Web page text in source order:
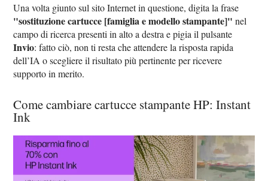
Una volta giunto sul sito Internet in questione, digita la frase
"sostituzione cartucce [famiglia e modello stampante]" nel
campo di ricerca presenti in alto a destra e pigia il pulsante
Invio: fatto ciò, non ti resta che attendere la risposta rapida
dell’IA o scegliere il risultato più pertinente per ricevere
supporto in merito.
Come cambiare cartucce stampante HP: Instant
Ink